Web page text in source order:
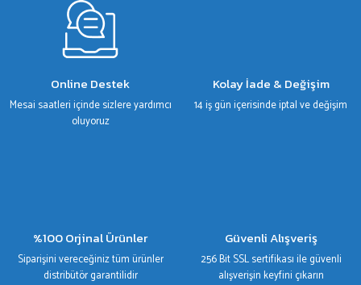
Online Destek
Mesai saatleri içinde sizlere yardımcı
oluyoruz
Kolay İade & Değişim
14 iş gün içerisinde iptal ve değişim
%100 Orjinal Ürünler
Siparişini vereceğiniz tüm ürünler
distribütör garantilidir
Güvenli Alışveriş
256 Bit SSL sertifikası ile güvenli
alışverişin keyfini çıkarın